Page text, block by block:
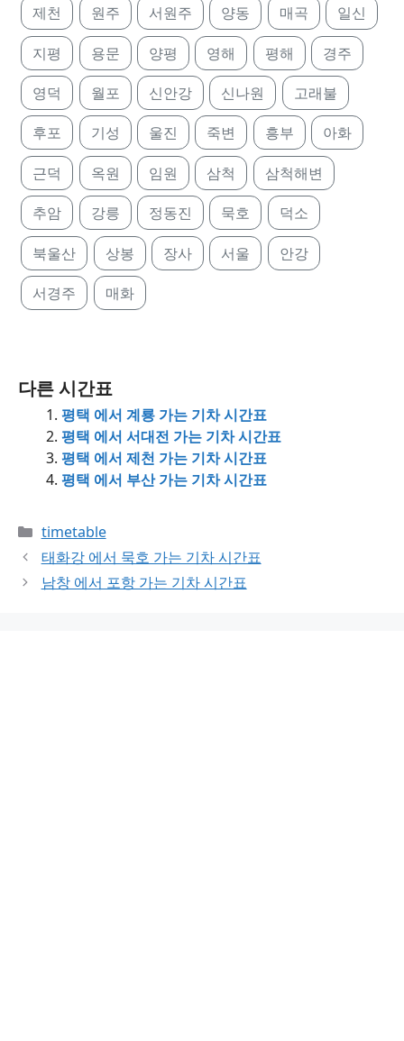
제천 원주 서원주 양동 매곡 일신
지평 용문 양평 영해 평해 경주
영덕 월포 신안강 신나원 고래불
후포 기성 울진 죽변 흥부 아화
근덕 옥원 임원 삼척 삼척해변
추암 강릉 정동진 묵호 덕소
북울산 상봉 장사 서울 안강
서경주 매화
다른 시간표
평택 에서 계룡 가는 기차 시간표
평택 에서 서대전 가는 기차 시간표
평택 에서 제천 가는 기차 시간표
평택 에서 부산 가는 기차 시간표
Categories
timetable
태화강 에서 묵호 가는 기차 시간표
남창 에서 포항 가는 기차 시간표